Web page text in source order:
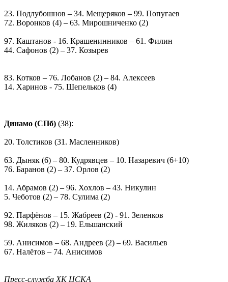
23. Подлубошнов – 34. Мещеряков – 99. Попугаев
72. Воронков (4) – 63. Мирошниченко (2)
97. Каштанов - 16. Крашенинников – 61. Филин
44. Сафонов (2) – 37. Козырев
83. Котков – 76. Лобанов (2) – 84. Алексеев
14. Харинов - 75. Шепельков (4)
Динамо (СПб) (38):
20. Толстиков (31. Масленников)
63. Дыняк (6) – 80. Кудрявцев – 10. Назаревич (6+10)
76. Баранов (2) – 37. Орлов (2)
14. Абрамов (2) – 96. Хохлов – 43. Никулин
5. Чеботов (2) – 78. Сулима (2)
92. Парфёнов – 15. Жабреев (2) - 91. Зеленков
98. Жиляков (2) – 19. Ельшанский
59. Анисимов – 68. Андреев (2) – 69. Васильев
67. Налётов – 74. Анисимов
Пресс-служба ХК ЦСКА